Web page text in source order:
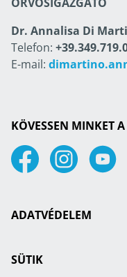
ADATVÉDELEM
SÜTIK
Dr. Annalisa Di
Telefon:
E-mail:
KÖVESSEN MINKET
FacebookInstagramYoutube